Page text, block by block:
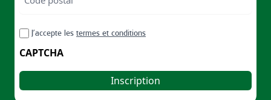
postal
postal
RGPDJ’accepte les termes et conditions
CAPTCHA